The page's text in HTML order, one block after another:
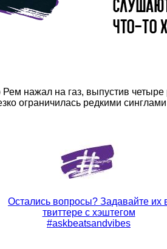
нажал на газ, выпустив четыре
ограничилась редкими
Остались вопросы? Задавайте их
твиттере с хэштегом
#askbeatsandvibes